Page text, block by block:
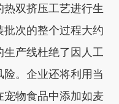
双挤压工艺进行生
次的整个过程大约
生产线杜绝了因人工
。企业还将利用当
物食品中添加如麦